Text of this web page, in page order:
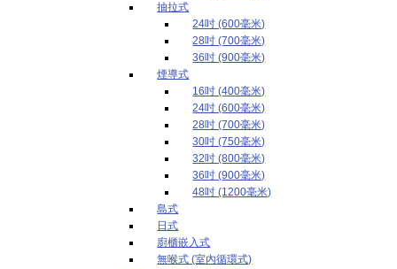
抽拉式
24吋 (600毫米)
28吋 (700毫米)
36吋 (900毫米)
煙導式
16吋 (400毫米)
24吋 (600毫米)
28吋 (700毫米)
30吋 (750毫米)
32吋 (800毫米)
36吋 (900毫米)
48吋 (1200毫米)
島式
日式
廚櫃嵌入式
無喉式 (室內循環式)